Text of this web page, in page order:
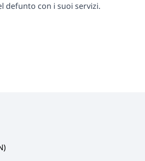
defunto con i suoi servizi.